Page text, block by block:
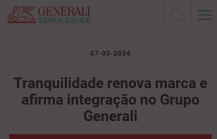
07-03-2024
Tranquilidade renova marca e
afirma integração no Grupo
Generali